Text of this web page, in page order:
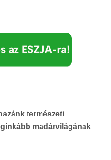
természeti
madárvilágának